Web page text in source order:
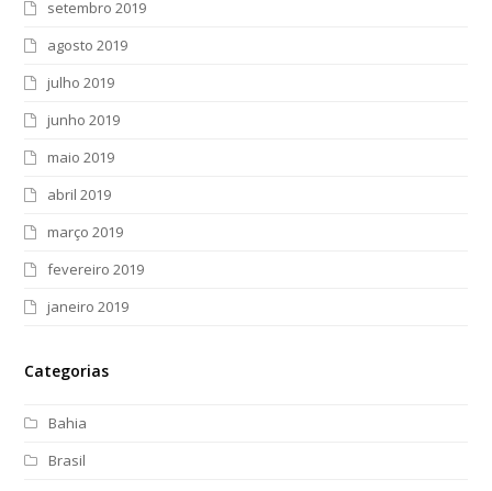
setembro 2019
agosto 2019
julho 2019
junho 2019
maio 2019
abril 2019
março 2019
fevereiro 2019
janeiro 2019
Categorias
Bahia
Brasil